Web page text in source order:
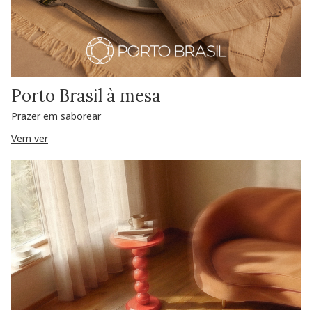
Porto Brasil à mesa
Prazer em saborear
Vem ver